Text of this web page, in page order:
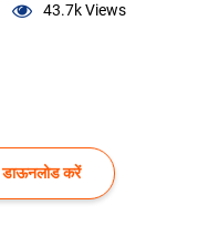
43.7kViews
डाऊनलोड करें